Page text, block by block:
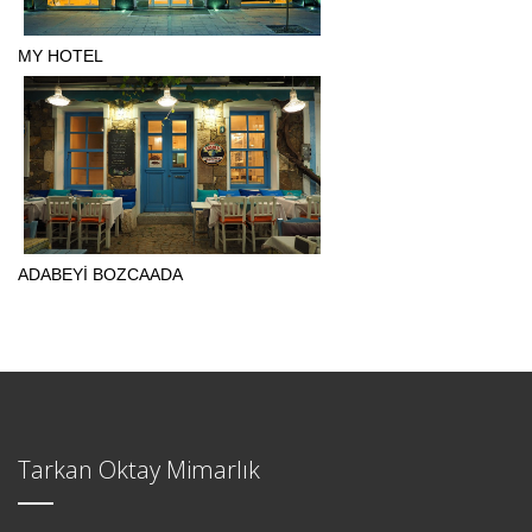
MY HOTEL
ADABEYİ BOZCAADA
Tarkan Oktay Mimarlık